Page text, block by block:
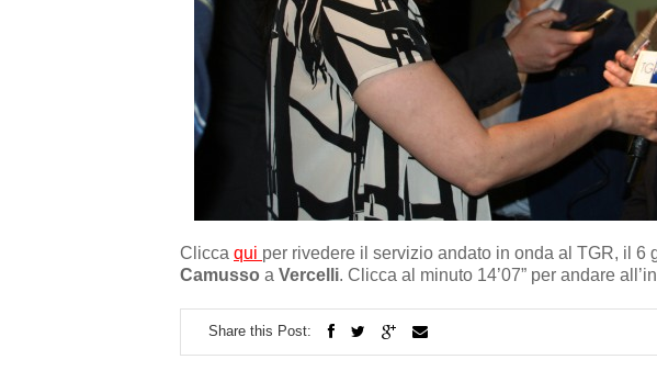
Clicca qui per rivedere il servizio andato in onda al TGR, il 6
Camusso a Vercelli. Clicca al minuto 14’07” per andare
Share this Post: